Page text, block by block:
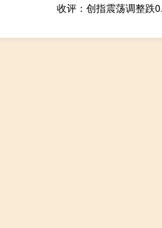
收评：创指震荡调整跌